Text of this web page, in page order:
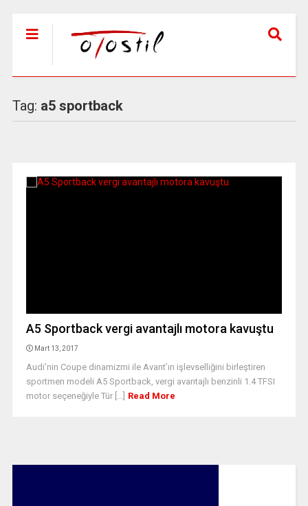
Tag: a5 sportback
A5 Sportback vergi avantajlı motora kavuştu
Mart 13, 2017
Audi’nin Coupe dinamizmi ile Avant’ın işlevselliğini birleştiren
sportmen modeli A5 Sportback, vergi avantajlı benzinli 1.4 TFSI
motor seçeneğiyle Tür [...] Read More